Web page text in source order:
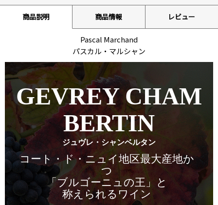
商品説明 商品情報 レビュー
Pascal Marchand
パスカル・マルシャン
GEVREY CHAM
BERTIN
ジュヴレ・シャンベルタン
コート・ド・ニュイ地区最大産地か
つ
「ブルゴーニュの王」と
称えられるワイン